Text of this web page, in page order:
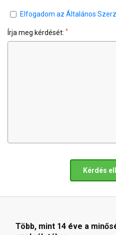
Elfogadom az Általános
Írja meg kérdését: *
Kérdés
Több, mint 14 éve a